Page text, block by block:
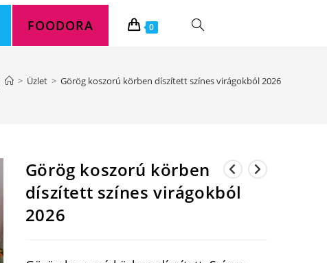
FOODORA 0 TOGGLE
> Üzlet > Görög koszorú körben díszített színes virágokból 2026
Görög koszorú körben
díszített színes virágokból
2026